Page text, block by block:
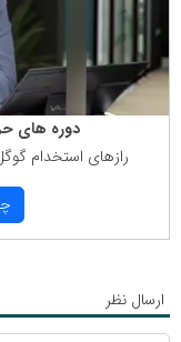
دوره های
رازهای استخدام
ارسال نظر